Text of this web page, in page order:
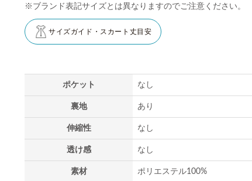
※ブランド表記サイズとは異なりますのでご注意ください。
サイズガイド・スカート丈目安
ポケット なし
裏地 あり
伸縮性 なし
透け感 なし
素材 ポリエステル100%